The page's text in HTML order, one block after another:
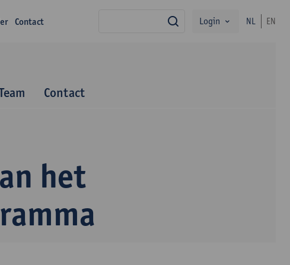
Contact zoekLogin NL EN
Contact
het